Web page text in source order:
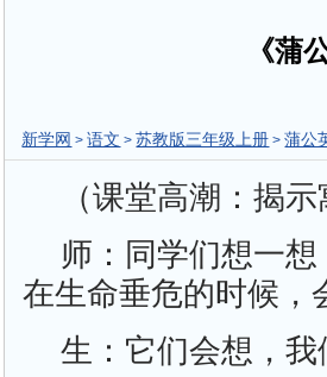
《蒲
新学网 >语文 > 苏教版三年级上册 >蒲公
（课堂高潮：揭
师：同学们想一
在生命垂危的时候，
生：它们会想，